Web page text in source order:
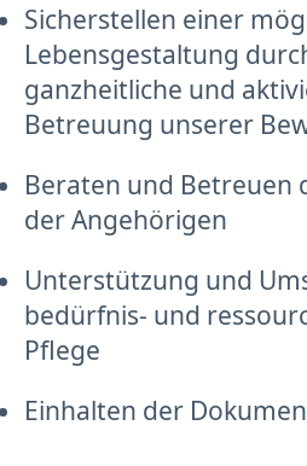
Sicherstellen einer
Lebensgestaltung
ganzheitliche und
Betreuung unserer
Beraten und Betreuen
der Angehörigen
Unterstützung und
bedürfnis- und
Pflege
Einhalten der